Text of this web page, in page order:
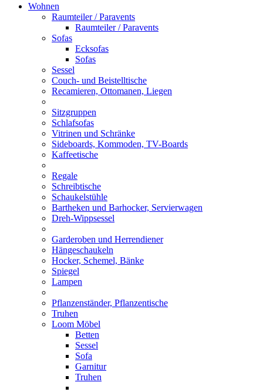
Wohnen
Raumteiler / Paravents
Raumteiler / Paravents
Sofas
Ecksofas
Sofas
Sessel
Couch- und Beistelltische
Recamieren, Ottomanen, Liegen
Sitzgruppen
Schlafsofas
Vitrinen und Schränke
Sideboards, Kommoden, TV-Boards
Kaffeetische
Regale
Schreibtische
Schaukelstühle
Bartheken und Barhocker, Servierwagen
Dreh-Wippsessel
Garderoben und Herrendiener
Hängeschaukeln
Hocker, Schemel, Bänke
Spiegel
Lampen
Pflanzenständer, Pflanzentische
Truhen
Loom Möbel
Betten
Sessel
Sofa
Garnitur
Truhen